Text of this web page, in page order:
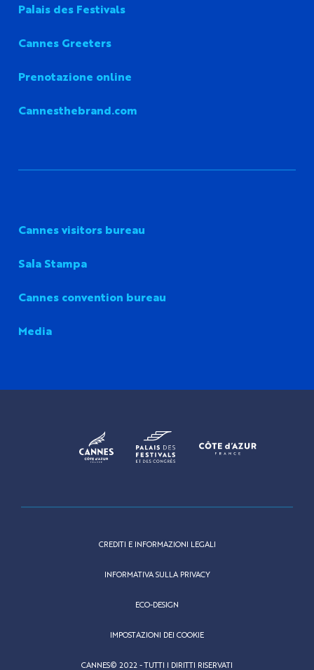
Palais des Festivals
Cannes Greeters
Prenotazione online
Cannesthebrand.com
Cannes visitors bureau
Sala Stampa
Cannes convention bureau
Media
CREDITI E INFORMAZIONI LEGALI
INFORMATIVA SULLA PRIVACY
ECO-DESIGN
IMPOSTAZIONI DEI COOKIE
CANNES© 2022 - TUTTI I DIRITTI RISERVATI